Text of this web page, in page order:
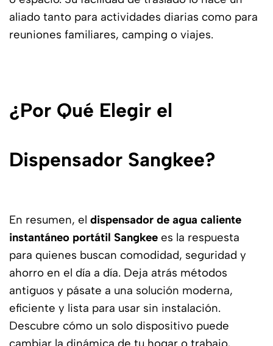
aliado tanto para actividades diarias como para
reuniones familiares, camping o viajes.
¿Por Qué Elegir el
Dispensador Sangkee?
En resumen, el dispensador de agua caliente
instantáneo portátil Sangkee es la respuesta
para quienes buscan comodidad, seguridad y
ahorro en el día a día. Deja atrás métodos
antiguos y pásate a una solución moderna,
eficiente y lista para usar sin instalación.
Descubre cómo un solo dispositivo puede